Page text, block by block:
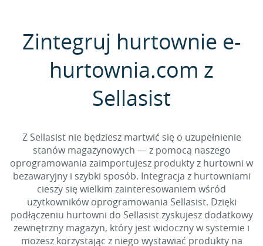
Zintegruj hurtownie e-
hurtownia.com z
Sellasist
Z Sellasist nie będziesz martwić się o uzupełnienie
stanów magazynowych — z pomocą naszego
oprogramowania zaimportujesz produkty z hurtowni w
bezawaryjny i szybki sposób. Integracja z hurtowniami
cieszy się wielkim zainteresowaniem wśród
użytkowników oprogramowania Sellasist. Dzięki
podłączeniu hurtowni do Sellasist zyskujesz dodatkowy
zewnętrzny magazyn, który jest widoczny w systemie i
możesz korzystając z niego wystawiać produkty na